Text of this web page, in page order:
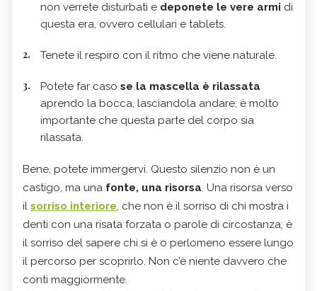
non verrete disturbati e deponete le vere armi di
questa era, ovvero cellulari e tablets.
Tenete il respiro con il ritmo che viene naturale.
Potete far caso se la mascella è rilassata
aprendo la bocca, lasciandola andare; è molto
importante che questa parte del corpo sia
rilassata.
Bene, potete immergervi. Questo silenzio non è un
castigo, ma una fonte, una risorsa. Una risorsa verso
il sorriso interiore, che non è il sorriso di chi mostra i
denti con una risata forzata o parole di circostanza; è
il sorriso del sapere chi si è o perlomeno essere lungo
il percorso per scoprirlo. Non c’è niente davvero che
conti maggiormente.